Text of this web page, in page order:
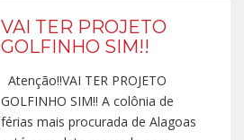
VAI TER PROJETO
GOLFINHO SIM!!
Atenção!!VAI TER PROJETO
GOLFINHO SIM!! A colônia de
férias mais procurada de Alagoas